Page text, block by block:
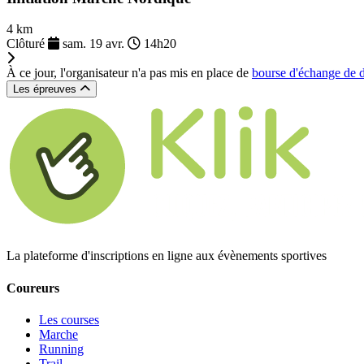
4 km
Clôturé
sam. 19 avr. 14h20
À ce jour, l'organisateur n'a pas mis en place de bourse d'échange de
Les épreuves
La plateforme d'inscriptions en ligne aux évènements sportives
Coureurs
Les courses
Marche
Running